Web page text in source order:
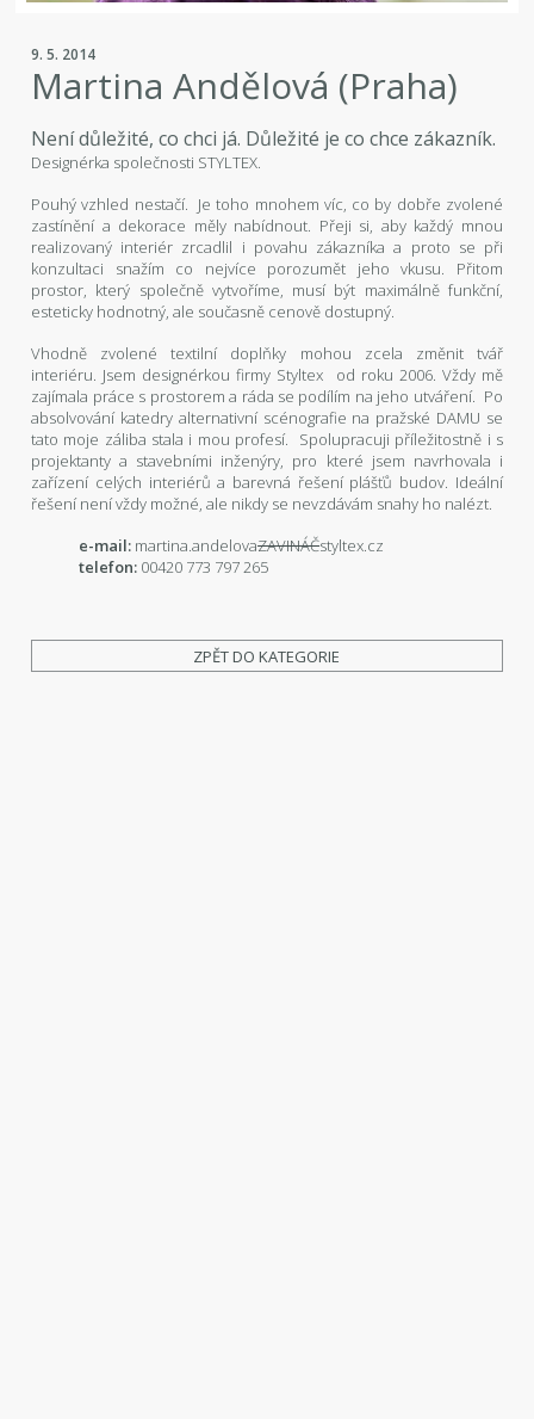
9. 5. 2014
Martina Andělová (Praha)
Není důležité, co chci já. Důležité je co chce zákazník.
Designérka společnosti STYLTEX.
Pouhý vzhled nestačí. Je toho mnohem víc, co by dobře zvolené
zastínění a dekorace měly nabídnout. Přeji si, aby každý mnou
realizovaný interiér zrcadlil i povahu zákazníka a proto se při
konzultaci snažím co nejvíce porozumět jeho vkusu. Přitom
prostor, který společně vytvoříme, musí být maximálně funkční,
esteticky hodnotný, ale současně cenově dostupný.
Vhodně zvolené textilní doplňky mohou zcela změnit tvář
interiéru. Jsem designérkou firmy Styltex od roku 2006. Vždy mě
zajímala práce s prostorem a ráda se podílím na jeho utváření. Po
absolvování katedry alternativní scénografie na pražské DAMU se
tato moje záliba stala i mou profesí. Spolupracuji příležitostně i s
projektanty a stavebními inženýry, pro které jsem navrhovala i
zařízení celých interiérů a barevná řešení plášťů budov. Ideální
řešení není vždy možné, ale nikdy se nevzdávám snahy ho nalézt.
e-mail: martina.andelovaZAVINÁČstyltex.cz
telefon: 00420 773 797 265
ZPĚT DO KATEGORIE